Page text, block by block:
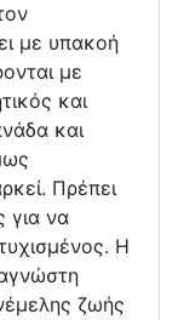
με υπακοή
με
και
και
Πρέπει
για να
Η
ζωής